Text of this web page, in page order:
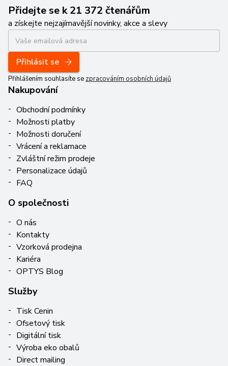
Přidejte se k 21 372 čtenářům
a získejte nejzajímavější novinky, akce a slevy
Přihlásit se
Přihlášením souhlasíte se zpracováním osobních údajů
Nakupování
Obchodní podmínky
Možnosti platby
Možnosti doručení
Vrácení a reklamace
Zvláštní režim prodeje
Personalizace údajů
FAQ
O společnosti
O nás
Kontakty
Vzorková prodejna
Kariéra
OPTYS Blog
Služby
Tisk Cenin
Ofsetový tisk
Digitální tisk
Výroba eko obalů
Direct mailing